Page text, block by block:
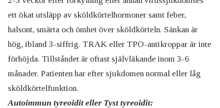
ett ökat utsläpp av sköldkörtelhormoner samt feber,
halsont, smärta och ömhet över sköldkörteln. Sänkan är
hög, ibland 3-siffrig. TRAK eller TPO-antikroppar är inte
förhöjda. Tillståndet är oftast självläkande inom 3-6
månader. Patienten har efter sjukdomen normal eller låg
sköldkörtelfunktion.
Autoimmun tyreoidit eller Tyst tyreoidit: